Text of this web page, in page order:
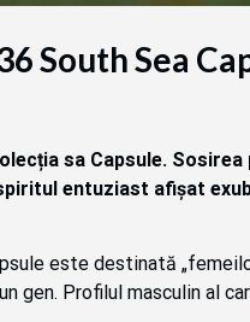
South Sea
sa Capsule.
entuziast afișat
este destinată
gen. Profilul masculin al